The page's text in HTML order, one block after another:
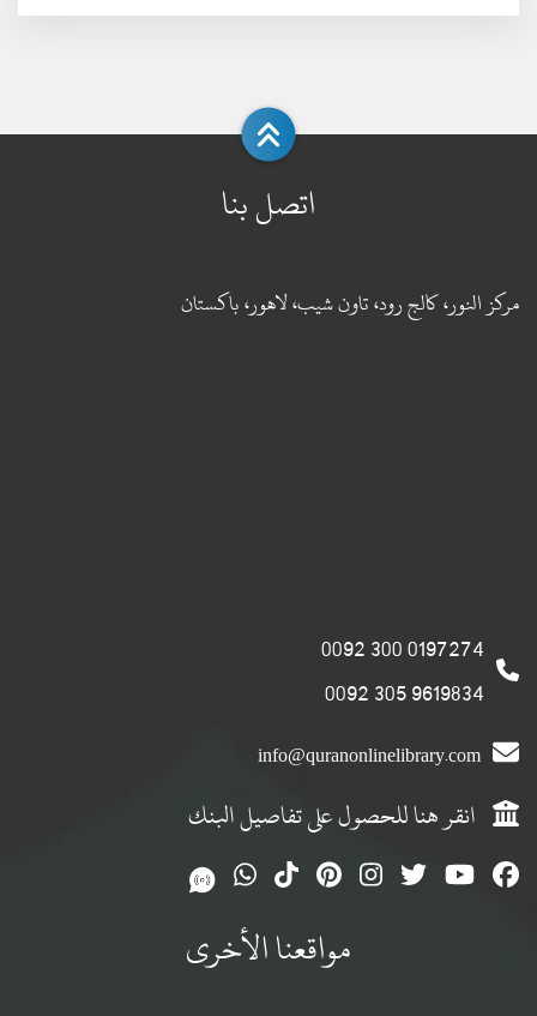
اتصل بنا
مركز النور، كالج رود، تاون شيب، لاهور، باكستان
0197274 300 0092
9619834 305 0092
info@quranonlinelibrary.com
انقر هنا للحصول على تفاصيل البنك
مواقعنا الأخرى